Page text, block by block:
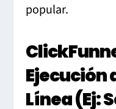
popular.
Ejecución
Línea (Ej: